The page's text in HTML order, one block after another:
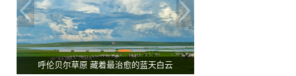
呼伦贝尔草原 藏着最治愈的蓝天白云